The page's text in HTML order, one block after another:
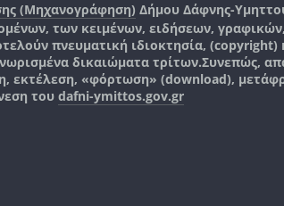
(Μηχανογράφηση) Δήμου Δάφνης-
των κειμένων, ειδήσεων,
πνευματική ιδιοκτησία, (copyright)
δικαιώματα τρίτων.Συνεπώς,
εκτέλεση, «φόρτωση» (download),
του dafni-ymittos.gov.gr